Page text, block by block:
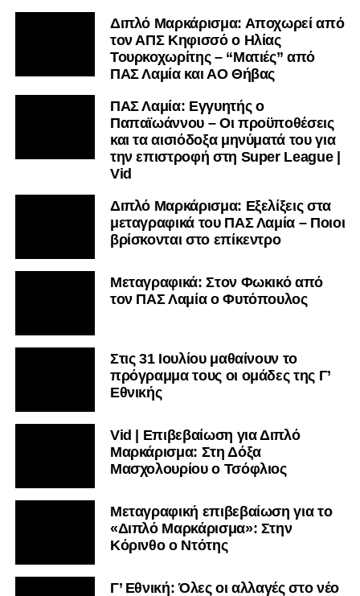
Διπλό Μαρκάρισμα: Αποχωρεί από
τον ΑΠΣ Κηφισσό ο Ηλίας
Τουρκοχωρίτης – “Ματιές” από
ΠΑΣ Λαμία και ΑΟ Θήβας
ΠΑΣ Λαμία: Εγγυητής ο
Παπαϊωάννου – Οι προϋποθέσεις
και τα αισιόδοξα μηνύματά του για
την επιστροφή στη Super League |
Vid
Διπλό Μαρκάρισμα: Εξελίξεις στα
μεταγραφικά του ΠΑΣ Λαμία – Ποιοι
βρίσκονται στο επίκεντρο
Μεταγραφικά: Στον Φωκικό από
τον ΠΑΣ Λαμία ο Φυτόπουλος
Στις 31 Ιουλίου μαθαίνουν το
πρόγραμμα τους οι ομάδες της Γ’
Εθνικής
Vid | Επιβεβαίωση για Διπλό
Μαρκάρισμα: Στη Δόξα
Μασχολουρίου ο Τσόφλιος
Μεταγραφική επιβεβαίωση για το
«Διπλό Μαρκάρισμα»: Στην
Κόρινθο ο Ντότης
Γ’ Εθνική: Όλες οι αλλαγές στο νέο